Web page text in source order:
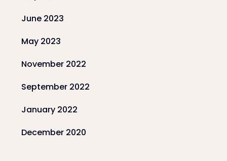
June 2023
May 2023
November 2022
September 2022
January 2022
December 2020